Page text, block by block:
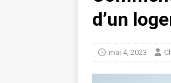
d’un
mai 4, 2023